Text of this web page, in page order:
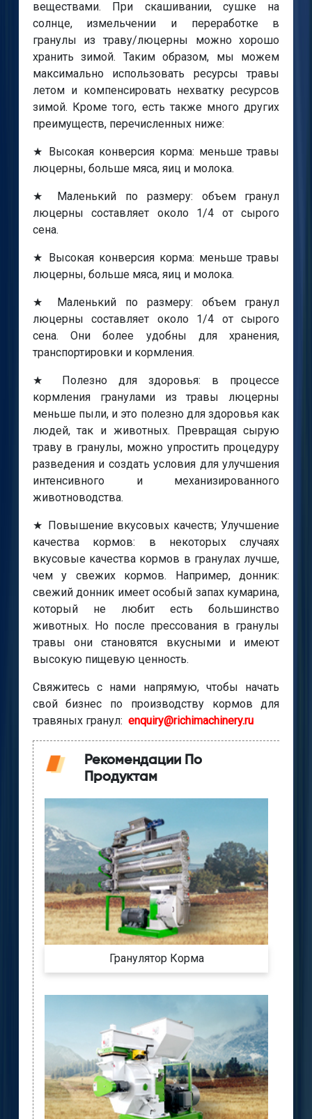
веществами. При скашивании, сушке на
солнце, измельчении и переработке в
гранулы из траву/люцерны можно хорошо
хранить зимой. Таким образом, мы можем
максимально использовать ресурсы травы
летом и компенсировать нехватку ресурсов
зимой. Кроме того, есть также много других
преимуществ, перечисленных ниже:
★ Высокая конверсия корма: меньше травы
люцерны, больше мяса, яиц и молока.
★ Маленький по размеру: объем гранул
люцерны составляет около 1/4 от сырого
сена.
★ Высокая конверсия корма: меньше травы
люцерны, больше мяса, яиц и молока.
★ Маленький по размеру: объем гранул
люцерны составляет около 1/4 от сырого
сена. Они более удобны для хранения,
транспортировки и кормления.
★ Полезно для здоровья: в процессе
кормления гранулами из травы люцерны
меньше пыли, и это полезно для здоровья как
людей, так и животных. Превращая сырую
траву в гранулы, можно упростить процедуру
разведения и создать условия для улучшения
интенсивного и механизированного
животноводства.
★ Повышение вкусовых качеств; Улучшение
качества кормов: в некоторых случаях
вкусовые качества кормов в гранулах лучше,
чем у свежих кормов. Например, донник:
свежий донник имеет особый запах кумарина,
который не любит есть большинство
животных. Но после прессования в гранулы
травы они становятся вкусными и имеют
высокую пищевую ценность.
Свяжитесь с нами напрямую, чтобы начать
свой бизнес по производству кормов для
травяных гранул: enquiry@richimachinery.ru
Рекомендации По
Продуктам
Гранулятор Корма